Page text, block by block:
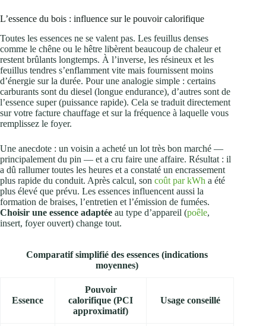
L’essence du bois : influence sur le pouvoir calorifique
Toutes les essences ne se valent pas. Les feuillus denses
comme le chêne ou le hêtre libèrent beaucoup de chaleur et
restent brûlants longtemps. À l’inverse, les résineux et les
feuillus tendres s’enflamment vite mais fournissent moins
d’énergie sur la durée. Pour une analogie simple : certains
carburants sont du diesel (longue endurance), d’autres sont de
l’essence super (puissance rapide). Cela se traduit directement
sur votre facture chauffage et sur la fréquence à laquelle vous
remplissez le foyer.
Une anecdote : un voisin a acheté un lot très bon marché —
principalement du pin — et a cru faire une affaire. Résultat : il
a dû rallumer toutes les heures et a constaté un encrassement
plus rapide du conduit. Après calcul, son coût par kWh a été
plus élevé que prévu. Les essences influencent aussi la
formation de braises, l’entretien et l’émission de fumées.
Choisir une essence adaptée au type d’appareil (poêle,
insert, foyer ouvert) change tout.
Comparatif simplifié des essences (indications
moyennes)
Essence
Pouvoir
calorifique (PCI
approximatif)
Usage conseillé